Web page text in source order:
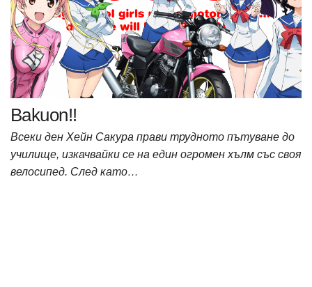
Bakuon!!
Всеки ден Хейн Сакура прави трудното пътуване до
училище, изкачвайки се на един огромен хълм със своя
велосипед. След като…